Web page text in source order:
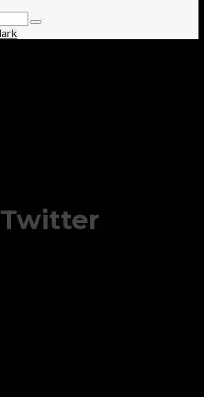
Type
and
Twitter